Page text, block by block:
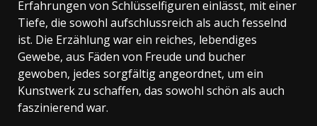
Erfahrungen von Schlüsselfiguren einlässt, mit einer
Tiefe, die sowohl aufschlussreich als auch fesselnd
ist. Die Erzählung war ein reiches, lebendiges
Gewebe, aus Fäden von Freude und bucher
gewoben, jedes sorgfältig angeordnet, um ein
Kunstwerk zu schaffen, das sowohl schön als auch
faszinierend war.